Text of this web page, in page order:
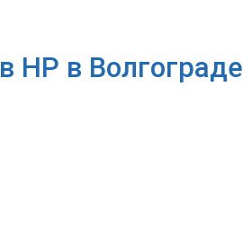
HP в Волгограде